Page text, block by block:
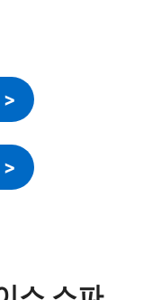
>
>